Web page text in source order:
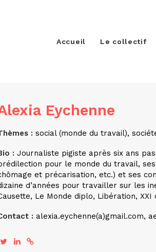
Accueil Le collectif
Eychenne
: social (monde du travail),
: Journaliste pigiste après six ans
pour le monde du travail,
et précarisation, etc.) et ses
d’années pour travailler sur les
Le Monde diplo, Libération, XXI
: alexia.eychenne(a)gmail.com,